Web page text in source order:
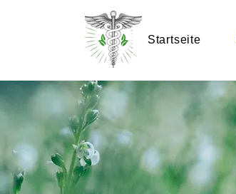
Startseite